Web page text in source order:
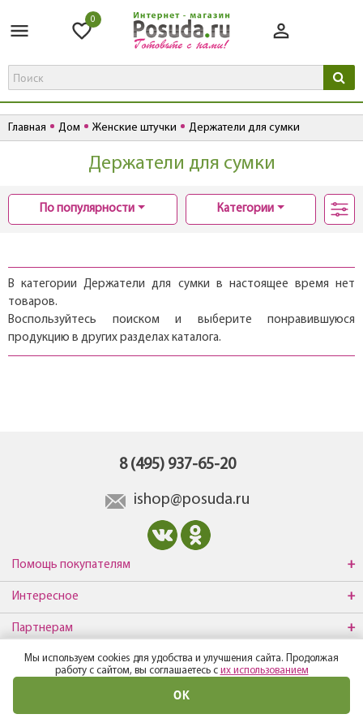
0
Главная Дом Женские штучки Держатели для сумки
Держатели для сумки
По популярности Категории
В категории Держатели для сумки в настоящее время нет
товаров.
Воспользуйтесь поиском и выберите понравившуюся
продукцию в других разделах каталога.
8 (495) 937-65-20
ishop@posuda.ru
Помощь покупателям
Интересное
Партнерам
О компании
Мы используем cookies для удобства и улучшения сайта. Продолжая
работу с сайтом, вы соглашаетесь с их использованием
ОК